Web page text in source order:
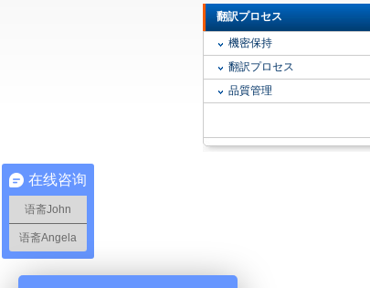
翻訳プロセス
機密保持
翻訳プロセス
品質管理
在线咨询
语斋John
语斋Angela